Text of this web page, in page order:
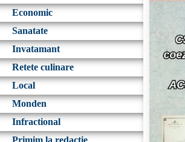
Economic
Sanatate
Invatamant
Retete culinare
Local
Monden
Infractional
Primim la redactie